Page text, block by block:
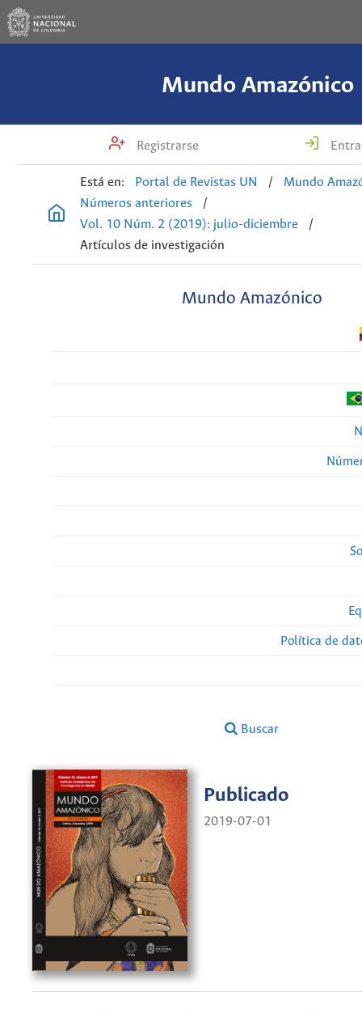
Mundo Amazónico
Registrarse
Está en: Portal de Revistas UN /
Mundo
Números anteriores
/
Vol. 10 Núm. 2 (2019): julio-diciembre
/
Artículos de investigación
Mundo Amazónico
Política de
Buscar
Publicado
2019-07-01